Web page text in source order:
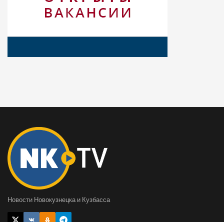
Новости Новокузнецка и Кузбасса